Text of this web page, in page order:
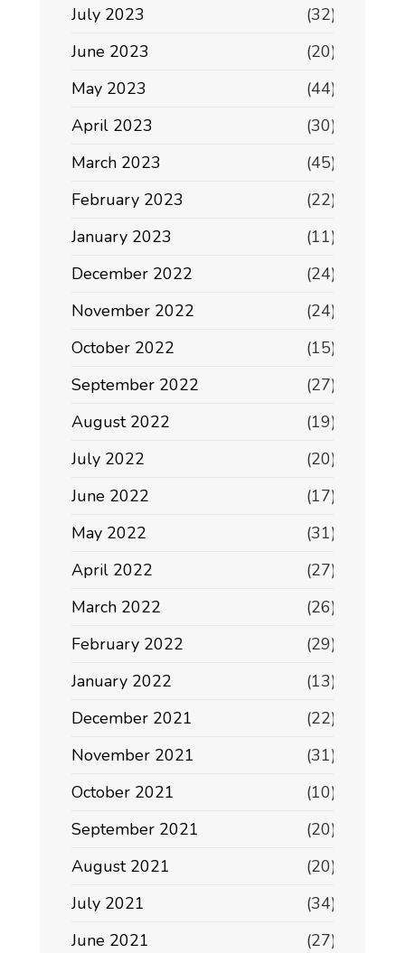
July 2023
(32)
June 2023
(20)
May 2023
(44)
April 2023
(30)
March 2023
(45)
February 2023
(22)
January 2023
(11)
December 2022
(24)
November 2022
(24)
October 2022
(15)
September 2022
(27)
August 2022
(19)
July 2022
(20)
June 2022
(17)
May 2022
(31)
April 2022
(27)
March 2022
(26)
February 2022
(29)
January 2022
(13)
December 2021
(22)
November 2021
(31)
October 2021
(10)
September 2021
(20)
August 2021
(20)
July 2021
(34)
June 2021
(27)